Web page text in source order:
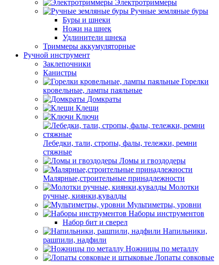
Электротриммеры
Ручные земляные буры
Буры и шнеки
Ножи на шнек
Удлинители шнека
Триммеры аккумуляторные
Ручной инструмент
Заклепочники
Канистры
Горелки
кровельные, лампы паяльные
Домкраты
Клещи
Ключи
Лебедки, тали, стропы, фалы, тележки, ремни
стяжные
Ломы и гвоздодеры
Малярные,строительные принадлежности
Молотки
ручные, киянки,кувалды
Мультиметры, уровни
Наборы инструментов
Набор бит и сверел
Напильники,
рашпили, надфили
Ножницы по металлу
Лопаты совковые